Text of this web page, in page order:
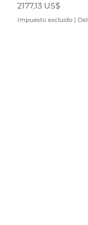
Precio
2177,13 US$
Impuesto excluido |